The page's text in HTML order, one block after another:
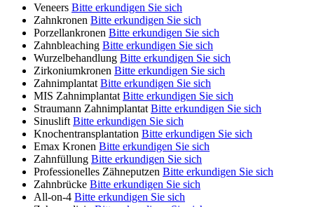
Veneers Bitte erkundigen Sie sich
Zahnkronen Bitte erkundigen Sie sich
Porzellankronen Bitte erkundigen Sie sich
Zahnbleaching Bitte erkundigen Sie sich
Wurzelbehandlung Bitte erkundigen Sie sich
Zirkoniumkronen Bitte erkundigen Sie sich
Zahnimplantat Bitte erkundigen Sie sich
MIS Zahnimplantat Bitte erkundigen Sie sich
Straumann Zahnimplantat Bitte erkundigen Sie sich
Sinuslift Bitte erkundigen Sie sich
Knochentransplantation Bitte erkundigen Sie sich
Emax Kronen Bitte erkundigen Sie sich
Zahnfüllung Bitte erkundigen Sie sich
Professionelles Zähneputzen Bitte erkundigen Sie sich
Zahnbrücke Bitte erkundigen Sie sich
All-on-4 Bitte erkundigen Sie sich